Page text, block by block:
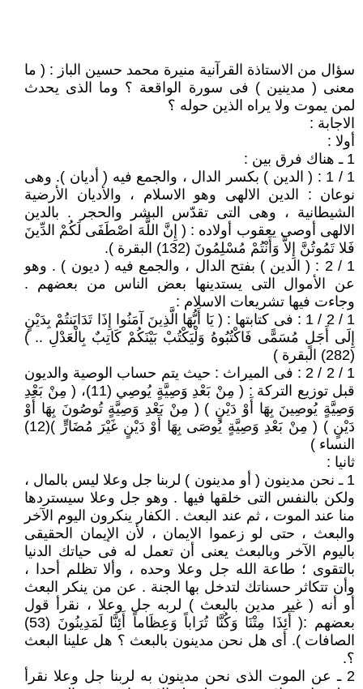
سؤال من الاستاذة القرآنية منيرة محمد حسين الباز : ( ما
معنى ( مدينين ) فى سورة الواقعة ؟ وما الذى يحدث
لمن يموت ولا يراه الذين حوله ؟
الاجابة :
أولا :
1 ـ هناك فرق بين :
1 / 1 : ( الدين ) بكسر الدال ، والجمع فيه ( أديان ). وهى
نوعان : الدين الالهى وهو الاسلام ، والأديان الأرضية
الشيطانية ، وهى التى تقدّس البشر والحجر . بالدين
الالهى أوصى يعقوب أولاده : ( إِنَّ اللَّهَ اصْطَفَى لَكُمْ الدِّينَ
فَلا تَمُوتُنَّ إِلاَّ وَأَنْتُمْ مُسْلِمُونَ (132) البقرة ).
1 / 2 : ( الدين ) بفتح الدال ، والجمع فيه ( ديون ) . وهو
عن الأموال التى يستدينها بعض الناس من بعضهم .
وجاءت فيها تشريعات الاسلام :
1 / 2 / 1 : فى كتابتها : ( يَا أَيُّهَا الَّذِينَ آمَنُوا إِذَا تَدَايَنتُمْ بِدَيْنٍ
إِلَى أَجَلٍ مُسَمًّى فَاكْتُبُوهُ وَلْيَكْتُبْ بَيْنَكُمْ كَاتِبٌ بِالْعَدْلِ .. )
(282) البقرة )
1 / 2 / 2 : فى الميراث : حيث يتم حساب الوصية والديون
قبل توزيع التركة : ( مِنْ بَعْدِ وَصِيَّةٍ يُوصِي (11)، ( مِنْ بَعْدِ
وَصِيَّةٍ يُوصِينَ بِهَا أَوْ دَيْنٍ ) ( مِنْ بَعْدِ وَصِيَّةٍ تُوصُونَ بِهَا أَوْ
دَيْنٍ ) ( مِنْ بَعْدِ وَصِيَّةٍ يُوصَى بِهَا أَوْ دَيْنٍ غَيْرَ مُضَارٍّ )(12)
النساء )
ثانيا :
1 ـ نحن مدينون ( أو مدينون ) لربنا جل وعلا ليس بالمال ،
ولكن بالنفس التى خلقها فيها . وهو جل وعلا سيستردها
منا عند الموت ، ثم عند البعث . الكفار ينكرون اليوم الآخر
والبعث ، حتى لو زعموا الايمان ، لأن الإيمان الحقيقى
باليوم الآخر وبالبعث يعنى أن تعمل له فى حياتك الدنيا
بالتقوى ؛ طاعة الله جل وعلا وحده ، وألا تظلم أحدا ،
وأن تتكاثر حسناتك لتدخل بها الجنة . عن من ينكر البعث
أو أنه ( غير مدين بالبعث ) لربه جل وعلا ، نقرأ قول
بعضهم :( أَئِذَا مِتْنَا وَكُنَّا تُرَاباً وَعِظَاماً أَئِنَّا لَمَدِينُونَ (53)
الصافات ). أى هل نحن مدينون بالبعث ؟ هل علينا البعث
؟.
2 ـ عن الموت الذى نحن مدينون به لربنا جل وعلا نقرأ